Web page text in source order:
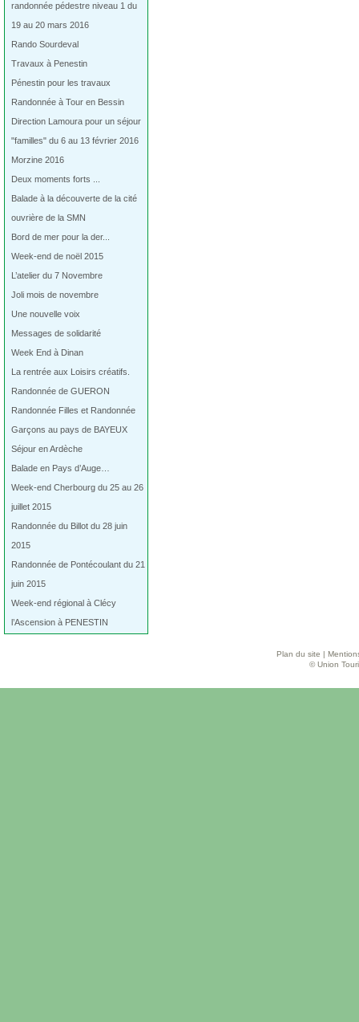
randonnée pédestre niveau 1 du
19 au 20 mars 2016
Rando Sourdeval
Travaux à Penestin
Pénestin pour les travaux
Randonnée à Tour en Bessin
Direction Lamoura pour un séjour
"familles" du 6 au 13 février 2016
Morzine 2016
Deux moments forts ...
Balade à la découverte de la cité
ouvrière de la SMN
Bord de mer pour la der...
Week-end de noël 2015
L’atelier du 7 Novembre
Joli mois de novembre
Une nouvelle voix
Messages de solidarité
Week End à Dinan
La rentrée aux Loisirs créatifs.
Randonnée de GUERON
Randonnée Filles et Randonnée
Garçons au pays de BAYEUX
Séjour en Ardèche
Balade en Pays d’Auge…
Week-end Cherbourg du 25 au 26
juillet 2015
Randonnée du Billot du 28 juin
2015
Randonnée de Pontécoulant du 21
juin 2015
Week-end régional à Clécy
l’Ascension à PENESTIN
Plan du site
© Union